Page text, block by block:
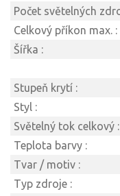
Počet světelných
Celkový příkon max. :
Šířka :
Stupeň krytí :
Styl :
Světelný tok celkový :
Teplota barvy :
Tvar / motiv :
Typ zdroje :